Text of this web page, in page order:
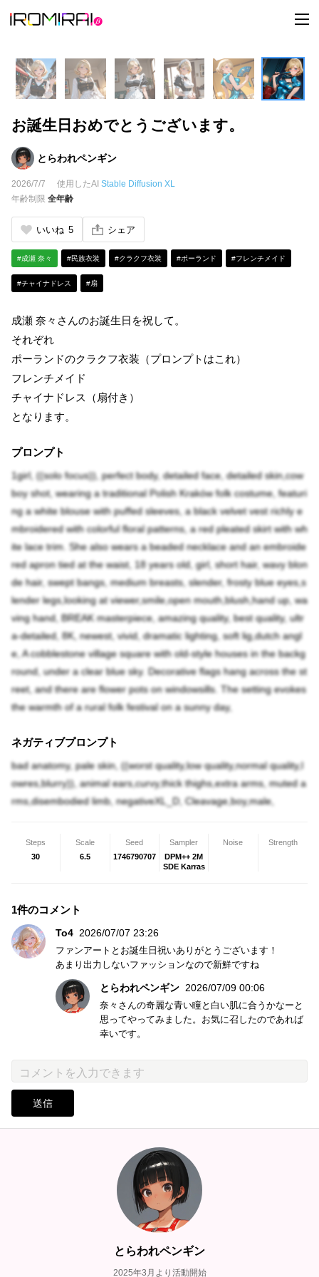
t
o
l
e
n
a
v
お誕生日おめでとうございます。
とらわれペンギン
2026/7/7 使用したAI Stable Diffusion XL
年齢制限 全年齢
いいね 5 シェア
#成瀬 奈々 #民族衣装 #クラクフ衣装 #ポーランド #フレンチメイド
#チャイナドレス #扇
成瀬 奈々さんのお誕生日を祝して。
それぞれ
ポーランドのクラクフ衣装（プロンプトはこれ）
フレンチメイド
チャイナドレス（扇付き）
となります。
プロンプト
1girl, ((solo focus)), perfect body, detailed face, detailed skin,cow
boy shot, wearing a traditional Polish Kraków folk costume, featuri
ng a white blouse with puffed sleeves, a black velvet vest richly e
mbroidered with colorful floral patterns, a red pleated skirt with wh
ite lace trim. She also wears a beaded necklace and an embroide
red apron tied at the waist, 18 years old, girl, short hair, wavy blon
de hair, swept bangs, medium breasts, slender, frosty blue eyes,s
lender legs,looking at viewer,smile,open mouth,blush,hand up, wa
ving hand, BREAK masterpiece, amazing quality, best quality, ultr
a-detailed, 8K, newest, vivid, dramatic lighting, soft lig,dutch angl
e, A cobblestone village square with old-style houses in the backg
round, under a clear blue sky. Decorative flags hang across the st
reet, and there are flower pots on windowsills. The setting evokes
the warmth of a rural folk festival on a sunny day,
ネガティブプロンプト
bad anatomy, pale skin, ((worst quality,low quality,normal quality,l
owres,blurry)), animal ears,curvy,thick thighs,extra arms, muted a
rms,disembodied limb, negativeXL_D, Cleavage,boy,male,
Steps
30
Scale
6.5
Seed
1746790707
Sampler
DPM++ 2M
SDE Karras
Noise Strength
1件のコメント
To4 2026/07/07 23:26
ファンアートとお誕生日祝いありがとうございます！
あまり出力しないファッションなので新鮮ですね
とらわれペンギン 2026/07/09 00:06
奈々さんの奇麗な青い瞳と白い肌に合うかなーと
思ってやってみました。お気に召したのであれば
幸いです。
送信
とらわれペンギン
2025年3月より活動開始